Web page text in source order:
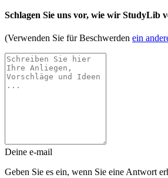
Schlagen Sie uns vor, wie wir StudyLib
(Verwenden Sie für Beschwerden ein
Deine e-mail
Geben Sie es ein, wenn Sie eine Antwort